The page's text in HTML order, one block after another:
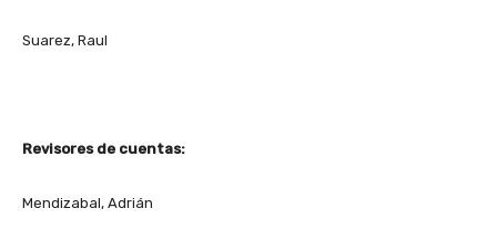
Suarez, Raul
Revisores de cuentas:
Mendizabal, Adrián